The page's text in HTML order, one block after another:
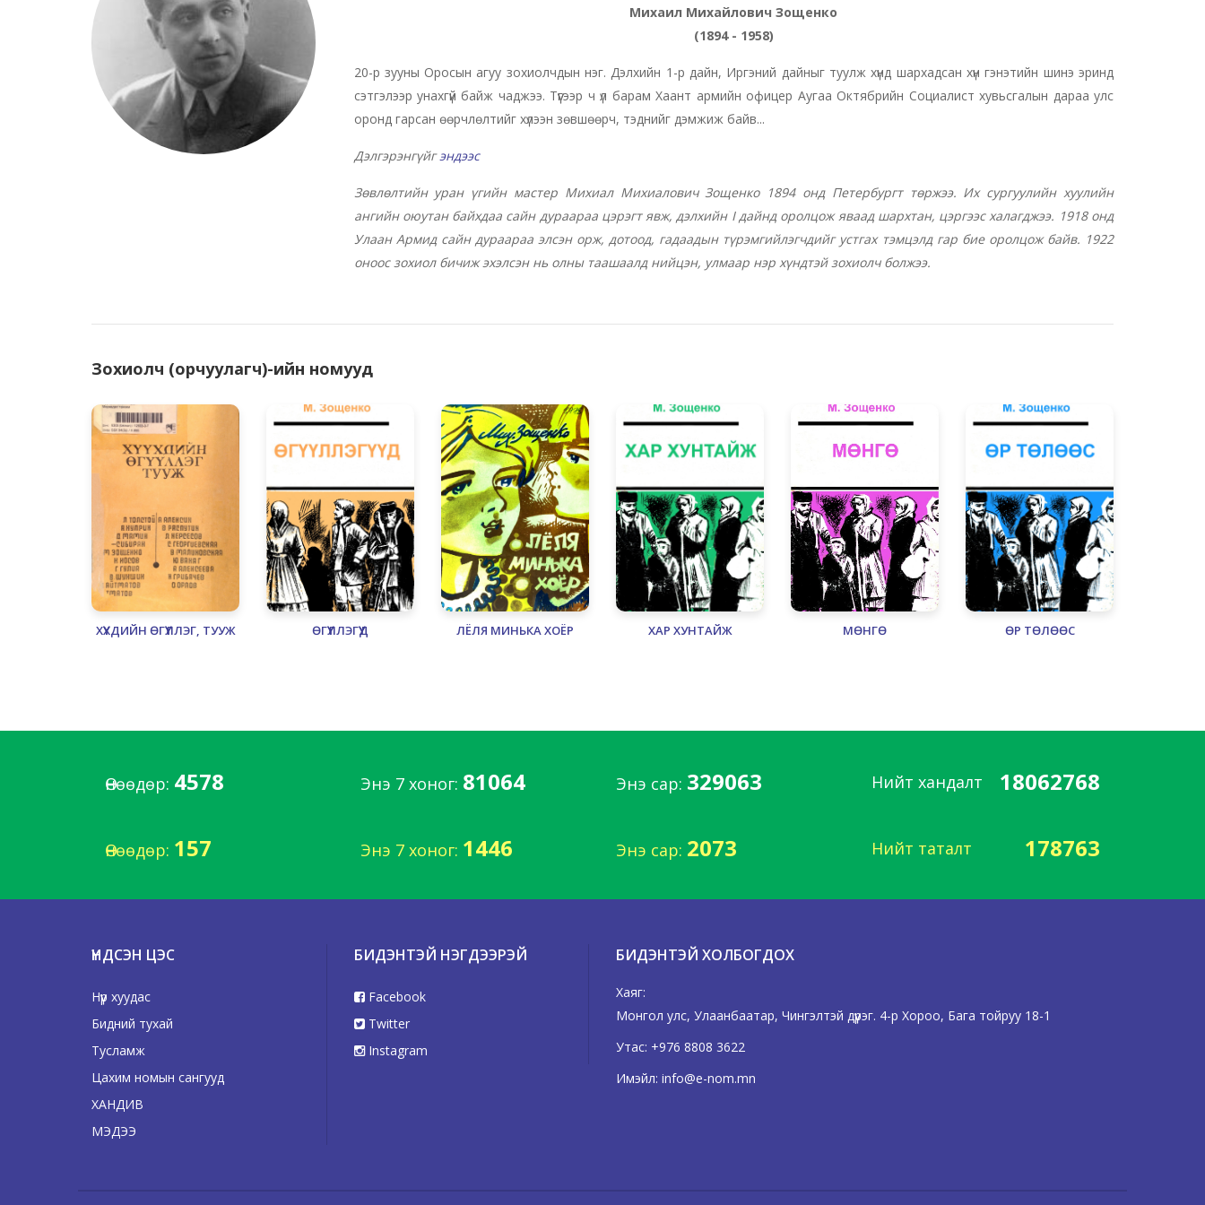
Михаил Михайлович Зощенко
(1894 - 1958)
20-р зууны Оросын агуу зохиолчдын нэг. Дэлхийн 1-р дайн, Иргэний дайныг туулж хүнд шархадсан хүн гэнэтийн шинэ эринд
сэтгэлээр унахгүй байж чаджээ. Түүгээр ч үл барам Хаант армийн офицер Аугаа Октябрийн Социалист хувьсгалын дараа улс
оронд гарсан өөрчлөлтийг хүлээн зөвшөөрч, тэднийг дэмжиж байв...
Дэлгэрэнгүйгэндээс
Зөвлөлтийн уран үгийн мастер Михиал Михиалович Зощенко 1894 онд Петербургт төржээ. Их сургуулийн хуулийн
ангийн оюутан байхдаа сайн дураараа цэрэгт явж, дэлхийн I дайнд оролцож яваад шархтан, цэргээс халагджээ. 1918 онд
Улаан Армид сайн дураараа элсэн орж, дотоод, гадаадын түрэмгийлэгчдийг устгах тэмцэлд гар бие оролцож байв. 1922
оноос зохиол бичиж эхэлсэн нь олны таашаалд нийцэн, улмаар нэр хүндтэй зохиолч болжээ.
Зохиолч (орчуулагч)-ийн номууд
ХҮҮХДИЙН ӨГҮҮЛЛЭГ, ТУУЖ ӨГҮҮЛЛЭГҮҮД ЛЁЛЯ МИНЬКА ХОЁР ХАР ХУНТАЙЖ МӨНГӨ ӨР ТӨЛӨӨС
Өнөөдөр: 4578 Энэ 7 хоног: 81064 Энэ сар: 329063 Нийт хандалт 18062768
Өнөөдөр: 157 Энэ 7 хоног: 1446 Энэ сар: 2073 Нийт таталт 178763
ҮНДСЭН ЦЭС
Нүүр хуудас
Бидний тухай
Тусламж
Цахим номын сангууд
ХАНДИВ
МЭДЭЭ
БИДЭНТЭЙ НЭГДЭЭРЭЙ
Facebook
Twitter
Instagram
БИДЭНТЭЙ ХОЛБОГДОХ
Хаяг:
Монгол улс, Улаанбаатар, Чингэлтэй дүүрэг. 4-р Хороо, Бага тойруу 18-1
Утас: +976 8808 3622
Имэйл: info@e-nom.mn